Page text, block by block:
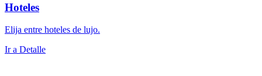
Hoteles
Elija entre hoteles de lujo.
Ir a Detalle